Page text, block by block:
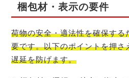
梱包材・表示の要件
荷物の安全・適法性を確保する
要です。以下のポイントを押さ
遅延を防げます。